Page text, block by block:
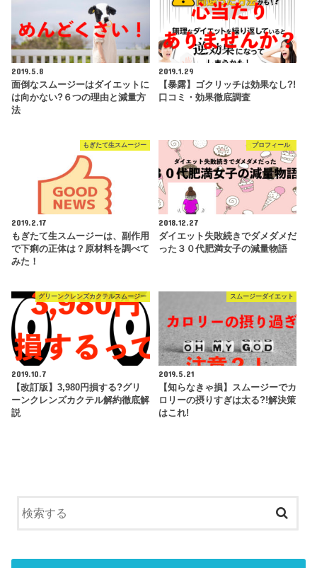
2019.5.8
面倒なスムージーはダイエットに
は向かない?６つの理由と減量方
法
2019.1.29
【暴露】ゴクリッチは効果なし?!
口コミ・効果徹底調査
もぎたて生スムージー
2019.2.17
もぎたて生スムージーは、副作用
で下痢の正体は？原材料を調べて
みた！
プロフィール
2018.12.27
ダイエット失敗続きでダメダメだ
った３０代肥満女子の減量物語
グリーンクレンズカクテルスムージー
2019.10.7
【改訂版】3,980円損する?グリ
ーンクレンズカクテル解約徹底解
説
スムージーダイエット
2019.5.21
【知らなきゃ損】スムージーでカ
ロリーの摂りすぎは太る?!解決策
はこれ!